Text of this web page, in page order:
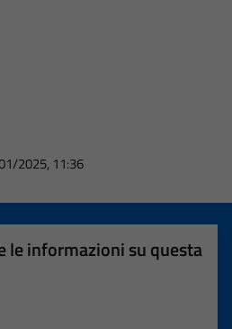
2025, 11:36
le informazioni su questa